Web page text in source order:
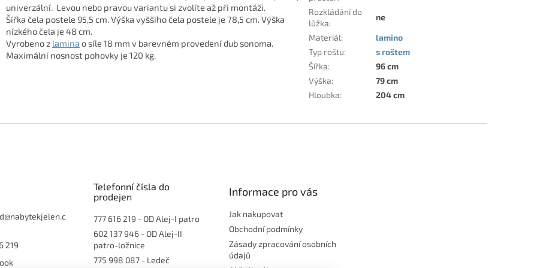
univerzální. Levou nebo pravou variantu si zvolíte až při montáži.
Šířka čela postele 95,5 cm. Výška vyššího čela postele je 78,5 cm. Výška
nízkého čela je 48 cm.
Vyrobeno z lamina o síle 18 mm v barevném provedení dub sonoma.
Maximální nosnost pohovky je 120 kg.
Rozkládání do
lůžka:
ne
Materiál:
lamino
Typ roštu:
s roštem
Šířka:
96 cm
Výška:
79 cm
Hloubka: 204 cm
@nabytekjelen.c
219
Telefonní čísla do
prodejen
777 616 219 - OD Alej-I patro
602 137 946- OD Alej-II
patro-ložnice
775 998 087- Ledeč
Informace pro vás
Jak nakupovat
Obchodní podmínky
Zásady zpracování osobních
údajů